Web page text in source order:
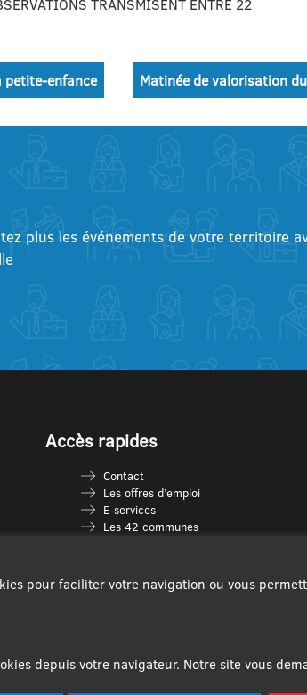
TRANSMISENT ENTRE 22
petite-enfance Matinée de valorisation
plus les événements de votre territoire
Accès rapides
Contact
Les offres d’emploi
E-services
Les 42 communes
Espace France Services
Les séniors
pour faciliter votre navigation ou vous
depuis votre navigateur. Notre site vous